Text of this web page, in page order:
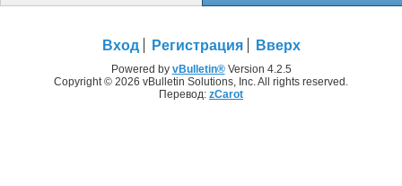
Вход Регистрация Вверх
Powered by vBulletin®Version 4.2.5
Copyright © 2026 vBulletin Solutions, Inc. All rights reserved.
Перевод: zCarot